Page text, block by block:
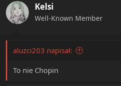
Kelsi
Well-Known Member
aluzci203 napisał:
To nie Chopin